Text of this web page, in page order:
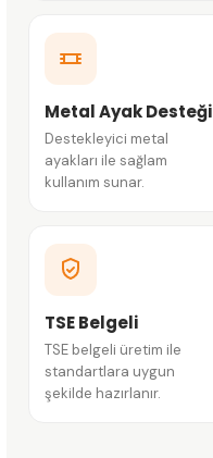
Metal Ayak Desteği
Destekleyici metal
ayakları ile sağlam
kullanım sunar.
TSE Belgeli
TSE belgeli üretim ile
standartlara uygun
şekilde hazırlanır.